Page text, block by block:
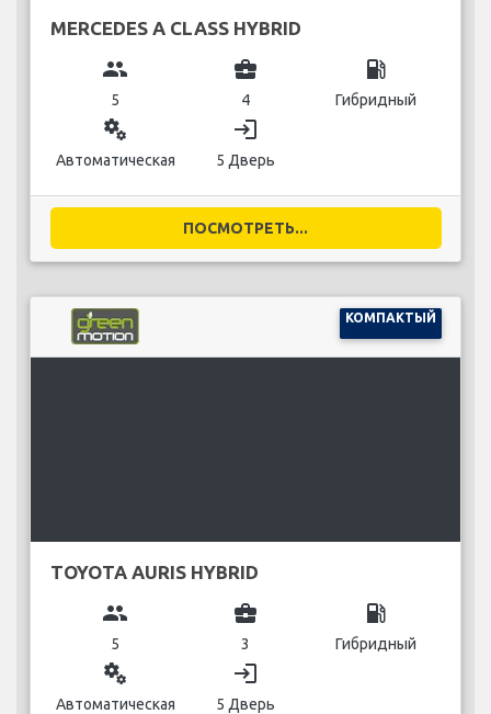
MERCEDES A CLASS HYBRID
group
5
business_center
4
local_gas_station
Гибридный
miscellaneous_services
Автоматическая
login
5 Дверь
ПОСМОТРЕТЬ...
КОМПАКТЫЙ
TOYOTA AURIS HYBRID
group
5
business_center
3
local_gas_station
Гибридный
miscellaneous_services
Автоматическая
login
5 Дверь